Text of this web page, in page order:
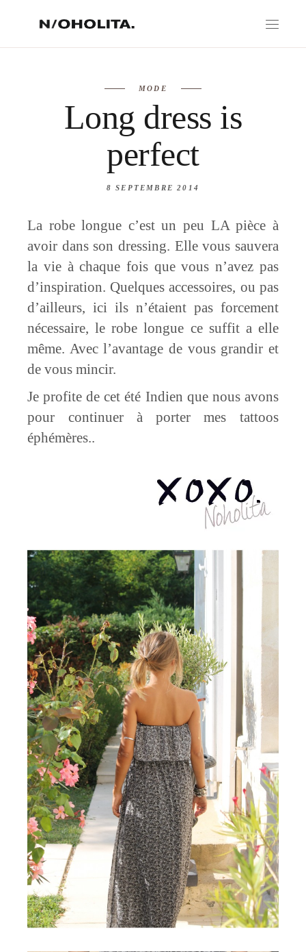
MODE
Long dress is
perfect
8 SEPTEMBRE 2014
La robe longue c’est un peu LA pièce à
avoir dans son dressing. Elle vous sauvera
la vie à chaque fois que vous n’avez pas
d’inspiration. Quelques accessoires, ou pas
d’ailleurs, ici ils n’étaient pas forcement
nécessaire, le robe longue ce suffit a elle
même. Avec l’avantage de vous grandir et
de vous mincir.
Je profite de cet été Indien que nous avons
pour continuer à porter mes tattoos
éphémères..